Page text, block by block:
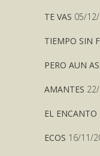
TE VAS 05/
TIEMPO SIN
PERO AUN
AMANTES
EL ENCANTO
ECOS 16/11/